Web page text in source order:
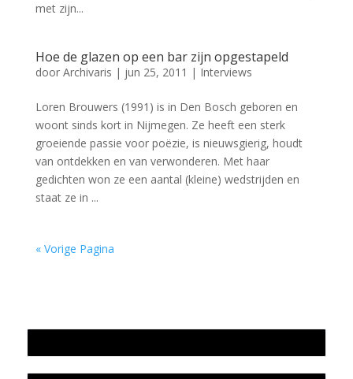
met zijn...
Hoe de glazen op een bar zijn opgestapeld
door Archivaris | jun 25, 2011 | Interviews
Loren Brouwers (1991) is in Den Bosch geboren en
woont sinds kort in Nijmegen. Ze heeft een sterk
groeiende passie voor poëzie, is nieuwsgierig, houdt
van ontdekken en van verwonderen. Met haar
gedichten won ze een aantal (kleine) wedstrijden en
staat ze in ...
« Vorige Pagina